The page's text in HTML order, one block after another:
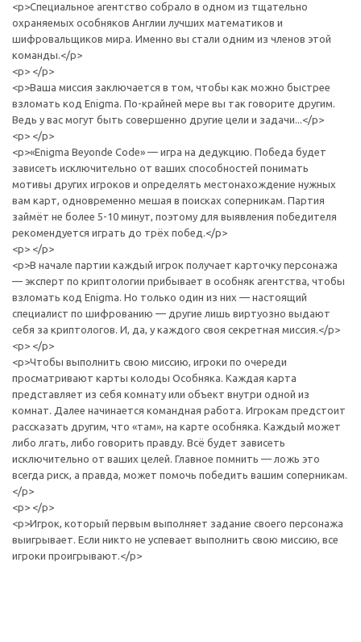
<p>Специальное агентство собрало в одном из тщательно
охраняемых особняков Англии лучших математиков и
шифровальщиков мира. Именно вы стали одним из членов этой
команды.</p>
<p> </p>
<p>Ваша миссия заключается в том, чтобы как можно быстрее
взломать код Enigma. По-крайней мере вы так говорите другим.
Ведь у вас могут быть совершенно другие цели и задачи...</p>
<p> </p>
<p>«Enigma Beyonde Code» — игра на дедукцию. Победа будет
зависеть исключительно от ваших способностей понимать
мотивы других игроков и определять местонахождение нужных
вам карт, одновременно мешая в поисках соперникам. Партия
займёт не более 5-10 минут, поэтому для выявления победителя
рекомендуется играть до трёх побед.</p>
<p> </p>
<p>В начале партии каждый игрок получает карточку персонажа
— эксперт по криптологии прибывает в особняк агентства, чтобы
взломать код Enigma. Но только один из них — настоящий
специалист по шифрованию — другие лишь виртуозно выдают
себя за криптологов. И, да, у каждого своя секретная миссия.</p>
<p> </p>
<p>Чтобы выполнить свою миссию, игроки по очереди
просматривают карты колоды Особняка. Каждая карта
представляет из себя комнату или объект внутри одной из
комнат. Далее начинается командная работа. Игрокам предстоит
рассказать другим, что «там», на карте особняка. Каждый может
либо лгать, либо говорить правду. Всё будет зависеть
исключительно от ваших целей. Главное помнить — ложь это
всегда риск, а правда, может помочь победить вашим соперникам.
</p>
<p> </p>
<p>Игрок, который первым выполняет задание своего персонажа
выигрывает. Если никто не успевает выполнить свою миссию, все
игроки проигрывают.</p>